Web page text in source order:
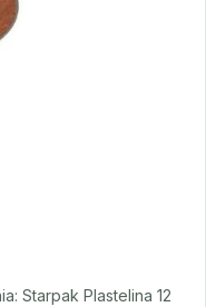
Starpak Plastelina 12